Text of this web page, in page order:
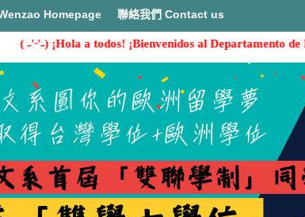
Homepage 聯絡我們 Contact us
( ˶'ᵕ'˶) ¡Hola a todos! ¡Bienvenidos al Departamento de